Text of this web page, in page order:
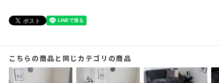
こちらの商品と同じカテゴリの商品